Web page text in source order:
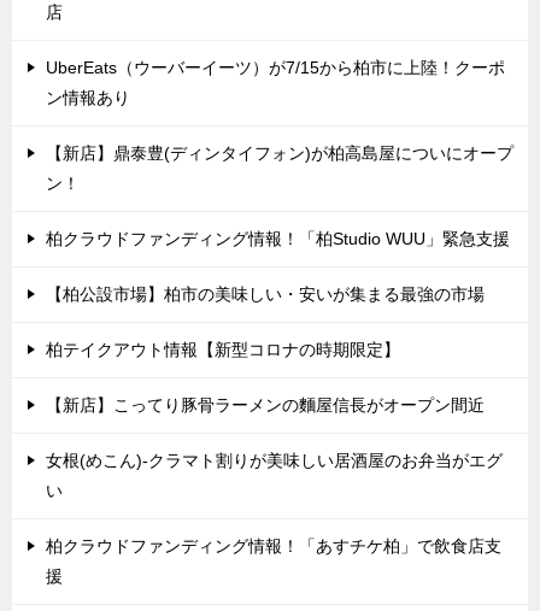
店
UberEats（ウーバーイーツ）が7/15から柏市に上陸！クーポ
ン情報あり
【新店】鼎泰豊(ディンタイフォン)が柏高島屋についにオープ
ン！
柏クラウドファンディング情報！「柏Studio WUU」緊急支援
【柏公設市場】柏市の美味しい・安いが集まる最強の市場
柏テイクアウト情報【新型コロナの時期限定】
【新店】こってり豚骨ラーメンの麵屋信長がオープン間近
女根(めこん)-クラマト割りが美味しい居酒屋のお弁当がエグ
い
柏クラウドファンディング情報！「あすチケ柏」で飲食店支
援